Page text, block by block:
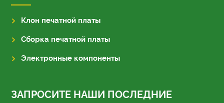
Клон печатной платы
Сборка печатной платы
Электронные компоненты
ЗАПРОСИТЕ НАШИ ПОСЛЕДНИЕ